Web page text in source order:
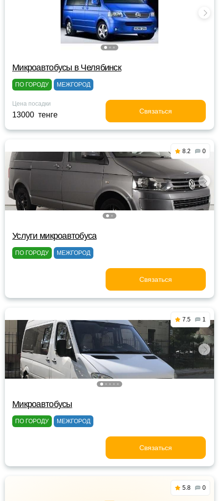
Микроавтобусы в Челябинск
ПО ГОРОДУ МЕЖГОРОД
Цена посадки
13000 тенге Связаться
8.2 0
Услуги микроавтобуса
ПО ГОРОДУ МЕЖГОРОД
Связаться
7.5 1
Микроавтобусы
ПО ГОРОДУ МЕЖГОРОД
Связаться
5.8 0